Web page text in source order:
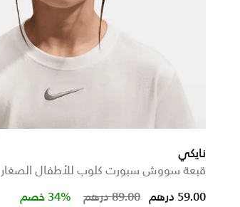
نايكي
قبعة سووش سبورت كلوب للأطفال الصغار
Price reduced from
89.00 درهم to 59.00 درهم 34% خصم